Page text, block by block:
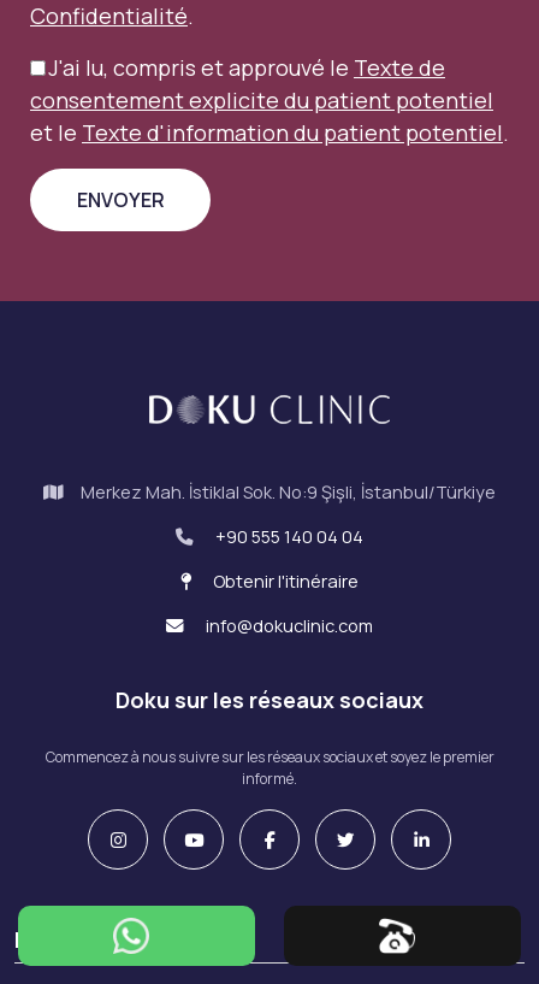
Confidentialité.
J'ai lu, compris et approuvé le Texte de
consentement explicite du patient potentiel
et le Texte d'information du patient potentiel.
Merkez Mah. İstiklal Sok. No:9 Şişli, İstanbul/Türkiye
+90 555 140 04 04
Obtenir l'itinéraire
info@dokuclinic.com
Doku sur les réseaux sociaux
Commencez à nous suivre sur les réseaux sociaux et soyez le premier
informé.
Institutionnel